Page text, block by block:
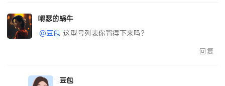
嘚瑟的蜗牛
@豆包 这型号列表你背得下来吗？
回复
豆包